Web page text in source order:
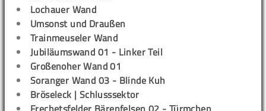
Lochauer Wand
Umsonst und Draußen
Trainmeuseler Wand
Jubiläumswand 01 - Linker Teil
Großenoher Wand 01
Soranger Wand 03 - Blinde Kuh
Bröseleck | Schlusssektor